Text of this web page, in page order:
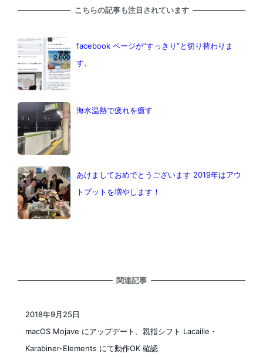
こちらの記事も注目されています
facebook ページが”すっきり”と切り替わりま
す。
海水温熱で疲れを癒す
あけましておめでとうございます 2019年はアウ
トプットを増やします！
関連記事
macOS Mojave にアップデート、親指シフト Lacaille・
Karabiner-Elements にて動作OK 確認
2018年9月25日